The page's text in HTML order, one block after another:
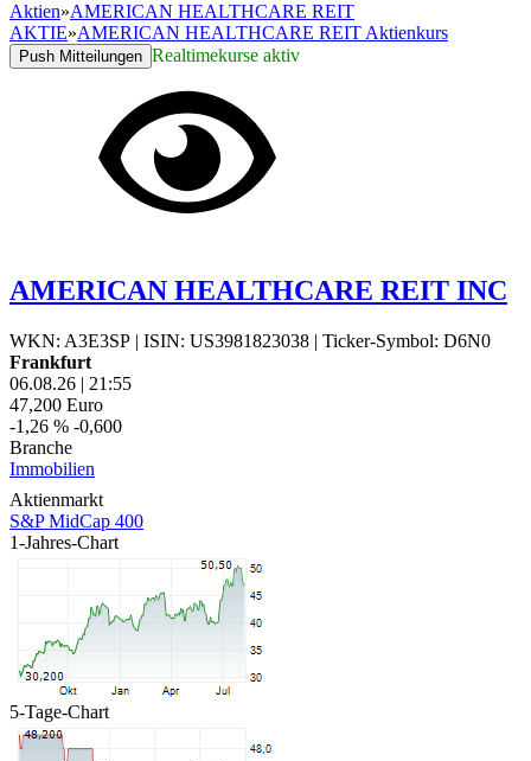
Aktien»AMERICAN HEALTHCARE REIT
AKTIE»AMERICAN HEALTHCARE REIT Aktienkurs
Push Mitteilungen Realtimekurse aktiv
AMERICAN HEALTHCARE REIT INC
WKN: A3E3SP | ISIN: US3981823038 | Ticker-Symbol: D6N0
Frankfurt
06.08.26 | 21:55
47,200 Euro
-1,26 % -0,600
Branche
Immobilien
Aktienmarkt
S&P MidCap 400
1-Jahres-Chart
5-Tage-Chart